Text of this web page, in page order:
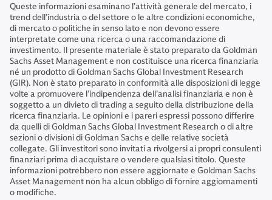
Queste informazioni esaminano l’attività generale del mercato, i
trend dell’industria o del settore o le altre condizioni economiche,
di mercato o politiche in senso lato e non devono essere
interpretate come una ricerca o una raccomandazione di
investimento. Il presente materiale è stato preparato da Goldman
Sachs Asset Management e non costituisce una ricerca finanziaria
né un prodotto di Goldman Sachs Global Investment Research
(GIR). Non è stato preparato in conformità alle disposizioni di legge
volte a promuovere l’indipendenza dell’analisi finanziaria e non è
soggetto a un divieto di trading a seguito della distribuzione della
ricerca finanziaria. Le opinioni e i pareri espressi possono differire
da quelli di Goldman Sachs Global Investment Research o di altre
sezioni o divisioni di Goldman Sachs e delle relative società
collegate. Gli investitori sono invitati a rivolgersi ai propri consulenti
finanziari prima di acquistare o vendere qualsiasi titolo. Queste
informazioni potrebbero non essere aggiornate e Goldman Sachs
Asset Management non ha alcun obbligo di fornire aggiornamenti
o modifiche.